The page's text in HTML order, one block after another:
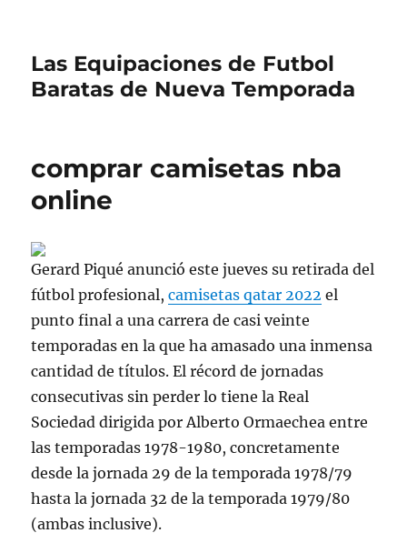
Las Equipaciones de Futbol
Baratas de Nueva Temporada
comprar camisetas nba
online
Gerard Piqué anunció este jueves su retirada del
fútbol profesional,camisetas qatar 2022 el
punto final a una carrera de casi veinte
temporadas en la que ha amasado una inmensa
cantidad de títulos. El récord de jornadas
consecutivas sin perder lo tiene la Real
Sociedad dirigida por Alberto Ormaechea entre
las temporadas 1978-1980, concretamente
desde la jornada 29 de la temporada 1978/79
hasta la jornada 32 de la temporada 1979/80
(ambas inclusive).